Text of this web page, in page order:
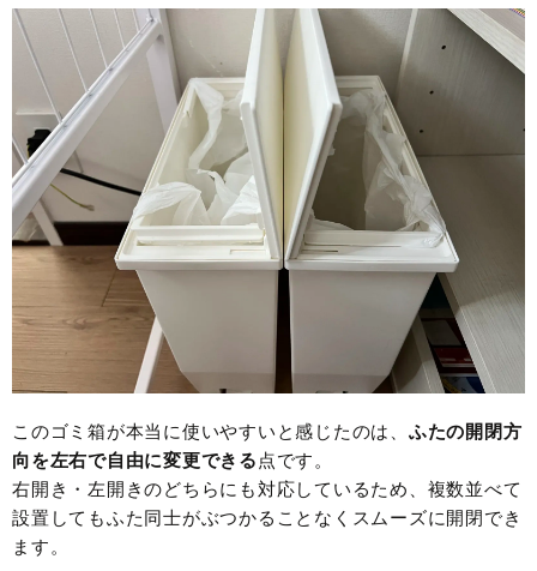
このゴミ箱が本当に使いやすいと感じたのは、 ふたの開閉方
向を左右で自由に変更できる 点です。
右開き・左開きのどちらにも対応しているため、複数並べて
設置してもふた同士がぶつかることなくスムーズに開閉でき
ます。